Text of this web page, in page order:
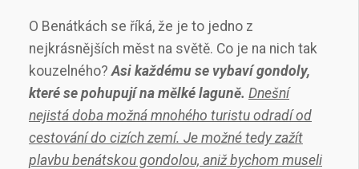
O Benátkách se říká, že je to jedno z
nejkrásnějších měst na světě. Co je na nich tak
kouzelného?Asi každému se vybaví gondoly,
které se pohupují na mělké laguně. Dnešní
nejistá doba možná mnohého turistu odradí od
cestování do cizích zemí. Je možné tedy zažít
plavbu benátskou gondolou, aniž bychom museli